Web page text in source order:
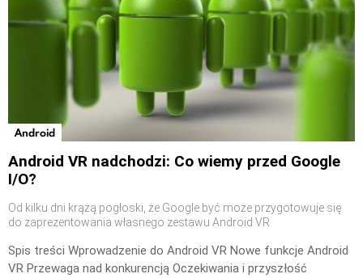
Android
Android VR nadchodzi: Co wiemy przed Google
I/O?
Od kilku dni krążą pogłoski, że Google być może przygotowuje się
do zaprezentowania własnego zestawu Android VR
Spis treści Wprowadzenie do Android VR Nowe funkcje Android
VR Przewaga nad konkurencją Oczekiwania i przyszłość